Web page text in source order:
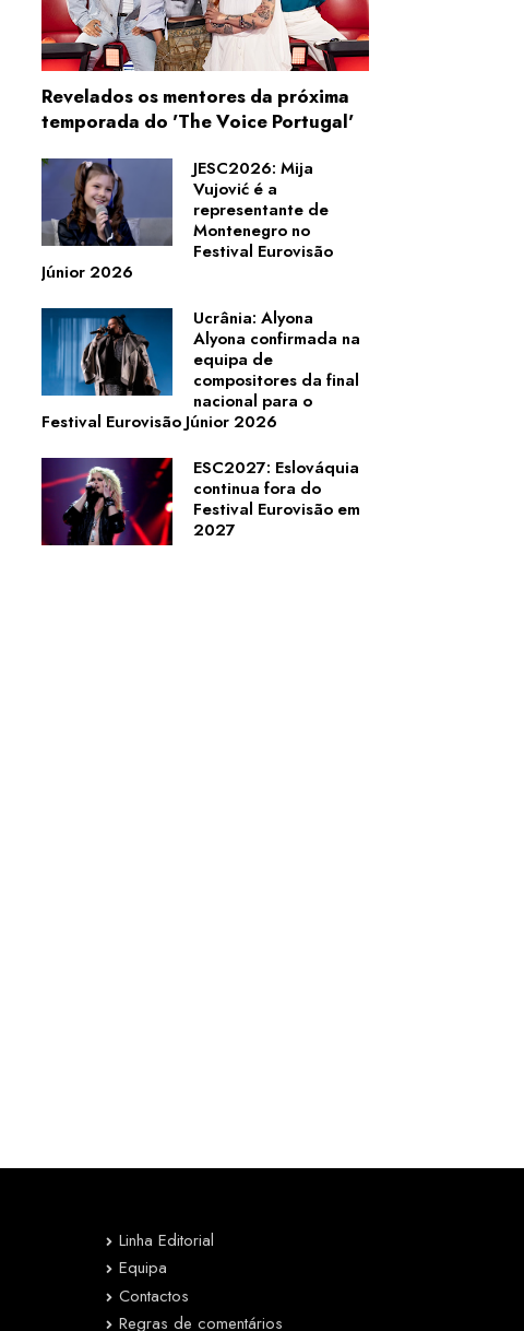
Revelados os mentores da próxima
temporada do 'The Voice Portugal'
JESC2026: Mija
Vujović é a
representante de
Montenegro no
Festival Eurovisão
Júnior 2026
Ucrânia: Alyona
Alyona confirmada na
equipa de
compositores da final
nacional para o
Festival Eurovisão Júnior 2026
ESC2027: Eslováquia
continua fora do
Festival Eurovisão em
2027
Linha Editorial
Equipa
Contactos
Regras de comentários